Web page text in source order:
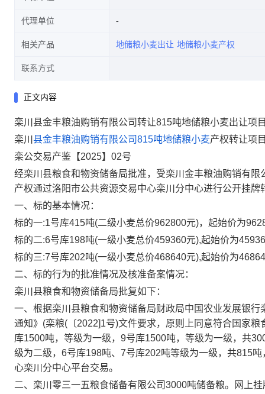
代理单位
相关产品 地储粮小麦出让 地储粮小麦产权
联系方式
正文内容
栾川县金丰粮油购销有限公司转让815吨地储粮小麦出让项
栾川 县金丰粮油购销有限公司815吨地储粮小麦产权转让项
栾公交易产鉴 【2025】02号
经栾川县粮食和物资储备局批准，受栾川金丰粮油购销有限
产权通过洛阳市公共资源交易中心栾川分中心进行公开挂牌
一、标的基本情况：
标的一:1号库415吨(二级小麦总价962800元)，起始价为
标的二:6号库198吨(一级小麦总价459360元),起始价为
标的三:7号库202吨(一级小麦总价468640元),起始价为
二、标的行为的批准情况及核准备案情况：
栾川县粮食和物资储备局批复如下：
一、 根据栾川县粮食和物资储备局财政局中国农业发展银
通知》 (栾粮(〔2022]1号)文件要求，原则上同意符合国家
库1500吨，等级为一级，9号库1500吨，等级为一级，共
级为二级，6号库198吨、7号库202吨等级为一级，共815
心栾川分中心平台交易。
二、栾川零三一五粮食储备有限公司3000吨储备粮。网上